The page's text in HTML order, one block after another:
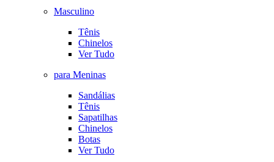
Masculino
Tênis
Chinelos
Ver Tudo
para Meninas
Sandálias
Tênis
Sapatilhas
Chinelos
Botas
Ver Tudo